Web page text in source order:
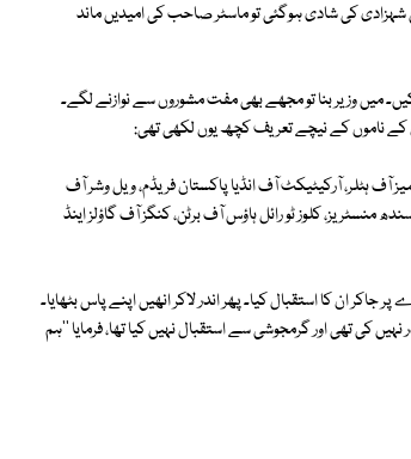
کی شادی ہوگئی تو ماسٹر صاحب کی امیدیں ماند
میں وزیر بنا تو مجھے بھی مفت مشوروں سے نوازنے لگے۔
کے ناموں کے نیچے تعریف کچھ یوں لکھی تھی:
ہٹلر، آرکیٹیکٹ آف انڈیا پاکستان فریڈم، ویل وشر آف
کلوز ٹو رائل ہاؤس آف برٹن، کنگز آف گاؤلز اینڈ
ان کا استقبال کیا۔ پھر اندر لاکر انھیں اپنے پاس بٹھایا۔
کی تھی اور گرمجوشی سے استقبال نہیں کیا تھا، فرمایا ''ہم